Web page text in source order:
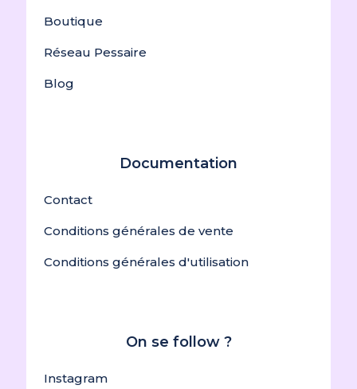
Boutique
Réseau Pessaire
Blog
Documentation
Contact
Conditions générales de vente
Conditions générales d'utilisation
On se follow ?
Instagram